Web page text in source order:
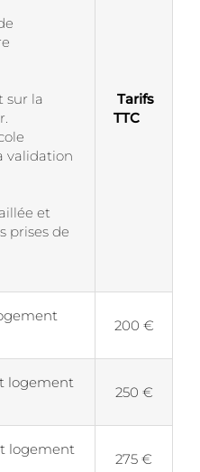
sur la
validation
et
prises de
Tarifs
TTC
200 €
logement
250 €
logement
275 €